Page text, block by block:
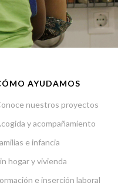
AYUDAMOS
nuestros proyectos
y acompañamiento
e infancia
hogar y vivienda
e inserción laboral